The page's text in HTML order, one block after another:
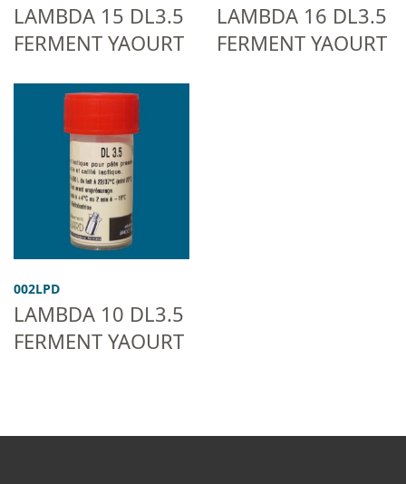
LAMBDA 15 DL3.5
FERMENT YAOURT
LAMBDA 16 DL3.5
FERMENT YAOURT
002LPD
LAMBDA 10 DL3.5
FERMENT YAOURT